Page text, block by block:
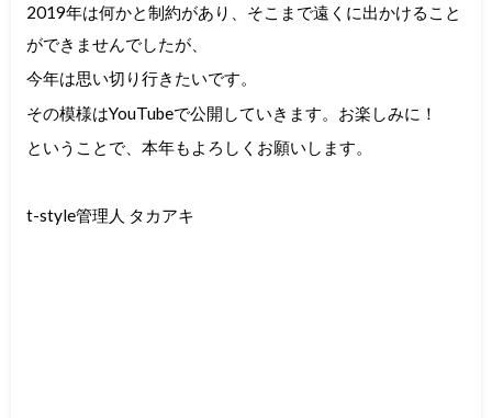
2019年は何かと制約があり、そこまで遠くに出かけること
ができませんでしたが、
今年は思い切り行きたいです。
その模様はYouTubeで公開していきます。お楽しみに！
ということで、本年もよろしくお願いします。
t-style管理人 タカアキ